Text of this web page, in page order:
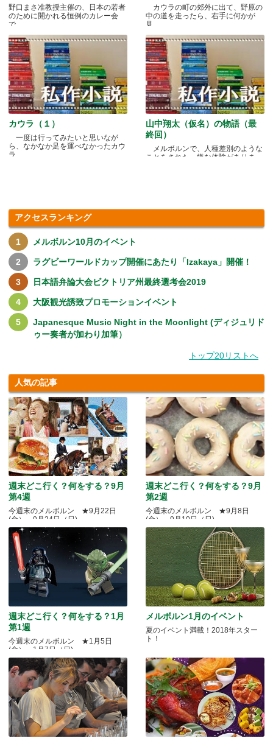
野口まさ准教授主催の、日本の若者
のために開かれる恒例のカレー会
で.....
カウラの町の郊外に出て、野原の
中の道を走ったら、右手に何かが
見.....
カウラ（１）
一度は行ってみたいと思いなが
ら、なかなか足を運べなかったカウ
ラ.....
山中翔太（仮名）の物語（最
終回）
メルボルンで、人種差別のような
ことをされた、嫌な体験がありま
アクセスランキング
メルボルン10月のイベント
ラグビーワールドカップ開催にあたり「Izakaya」開催！
日本語弁論大会ビクトリア州最終選考会2019
大阪観光誘致プロモーションイベント
Japanesque Music Night in the Moonlight (ディジュリド
ゥー奏者が加わり加筆）
トップ20リストへ
人気の記事
週末どこ行く？何をする？9月
第4週
今週末のメルボルン ★9月22日
(金）～9月24日（日)
週末どこ行く？何をする？9月
第2週
今週末のメルボルン ★9月8日
(金）～9月10日（日)
週末どこ行く？何をする？1月
第1週
今週末のメルボルン ★1月5日
(金）～1月7日（日)
メルボルン1月のイベント
夏のイベント満載！2018年スター
ト！